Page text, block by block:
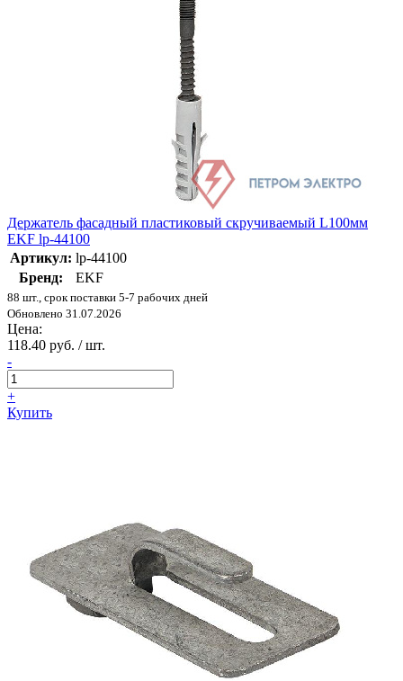
Держатель фасадный пластиковый скручиваемый L100мм
EKF lp-44100
Артикул: lp-44100
Бренд:
EKF
88 шт., срок поставки 5-7 рабочих дней
Обновлено 31.07.2026
Цена:
118.40 руб. / шт.
-
+
Купить